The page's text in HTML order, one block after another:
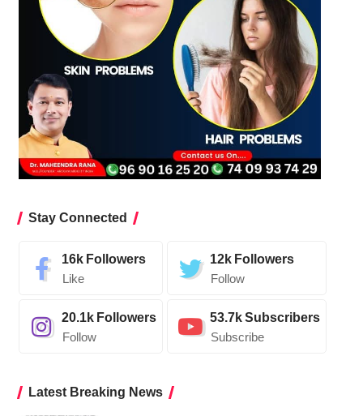
Stay Connected
16k Followers
Like
12k Followers
Follow
20.1k Followers
Follow
53.7kSubscribers
Subscribe
Latest Breaking News